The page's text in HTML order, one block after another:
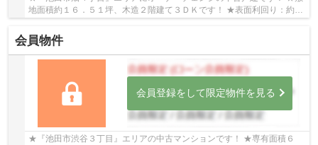
地面積約１６．５１坪、木造２階建て３ＤＫです！ ★表面利回り：約９.
会員物件
会員登録をして限定物件を見る
★『池田市渋谷３丁目』エリアの中古マンションです！ ★専有面積６